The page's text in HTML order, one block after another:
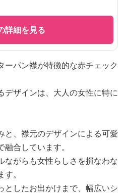
詳細を見る
ーパン襟が特徴的な赤チェック
デザインは、大人の女性に特に
と、襟元のデザインによる可愛
合しています。
ながらも女性らしさを損なわな
。
としたお出かけまで、幅広いシ